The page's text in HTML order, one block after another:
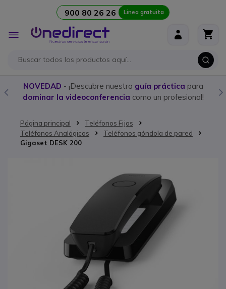
900 80 26 26 Linea gratuita
Toggle
Nav
NOVEDAD - ¡Descubre nuestra guía práctica para
dominar la videoconferencia como un profesional!
Página principal
Teléfonos Fijos
Teléfonos Analógicos
Teléfonos góndola de pared
Gigaset DESK 200